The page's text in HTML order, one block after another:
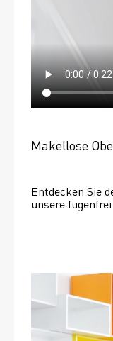
Makellose
Entdecken Sie
unsere